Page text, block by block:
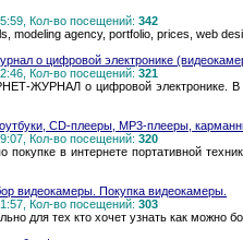
Кол-во посещений: 342
modeling agency, portfolio, prices, web
о цифровой электронике
Кол-во посещений: 321
ЖУРНАЛ о цифровой электронике.
CD-плееры, MP3-плееры,
Кол-во посещений: 320
в интернете портативной
Покупка видеокамеры.
Кол-во посещений: 303
для тех кто хочет узнать как